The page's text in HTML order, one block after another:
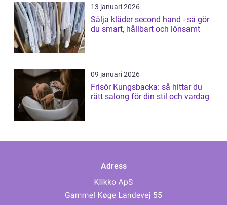
13 januari 2026
Sälja kläder second hand - så gör
du smart, hållbart och lönsamt
09 januari 2026
Frisör Kungsbacka: så hittar du
rätt salong för din stil och vardag
Adress